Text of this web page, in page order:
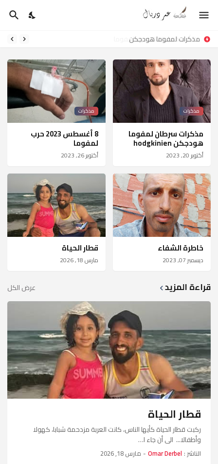
مذكرات لمفوما هودجكن
مذكرات
مذكرات سرطان لمفوما
هودجكن hodgkinien
أكتوبر 20, 2023
مذكرات
8 أغسطس 2023 حرب
لمفوما
أكتوبر 26, 2023
خاطرة الشفاء
ديسمبر 07, 2023
قطار الحياة
مارس 18, 2026
قراءة المزيد عرض الكل
قطار الحياة
ركبت قطار الحياة كأيها الناس، كانت العربة مزدحمة شبابا، كهولا
وأطفالا... الى أن جاء ا…
الناشر : Omar Derbel
- مارس 18, 2026